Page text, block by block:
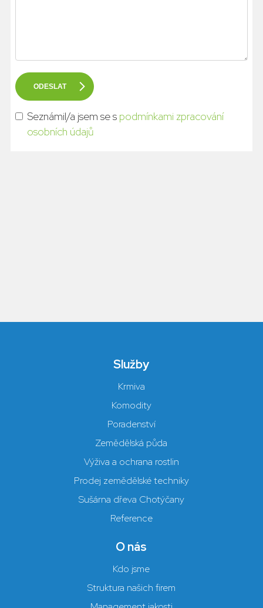
Seznámil/a jsem se s podmínkami zpracování
osobních údajů
Služby
Krmiva
Komodity
Poradenství
Zemědělská půda
Výživa a ochrana rostlin
Prodej zemědělské techniky
Sušárna dřeva Chotýčany
Reference
O nás
Kdo jsme
Struktura našich firem